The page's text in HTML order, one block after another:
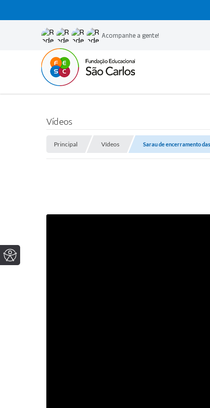
Acompanhe a gente!
Vídeos
Principal Vídeos Sarau de encerramento